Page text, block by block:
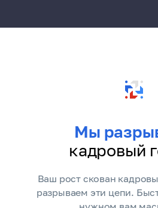
Мы
кадровый
Ваш рост скован
разрываем эти цепи.